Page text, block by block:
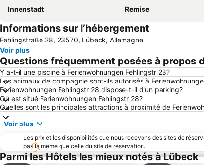
Innenstadt
Remise
Informations sur l’hébergement
Fehlingstraße 28, 23570, Lübeck, Allemagne
Voir plus
Questions fréquemment posées à propos
Y a-t-il une piscine à Ferienwohnungen Fehlingstr 28?
Les animaux de compagnie sont-ils autorisés à
Ferienwohnungen Fehlingstr 28 dispose-t-il d'un parking?
Où est situé Ferienwohnungen Fehlingstr 28?
Quelles sont les principales attractions à proximité de
Voir plus
Les prix et les disponibilités que nous recevons des sites de
pas la même que celle du site de réservation.
Parmi les Hôtels les mieux notés à Lübeck